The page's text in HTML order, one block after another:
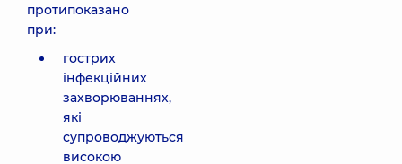
протипоказано
при:
гострих
інфекційних
захворюваннях,
які
супроводжуються
високою